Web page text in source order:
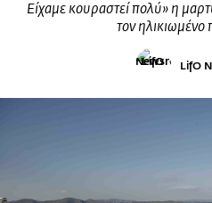
Είχαμε κουραστεί πολύ» η
τον ηλικιωμένο
LifO